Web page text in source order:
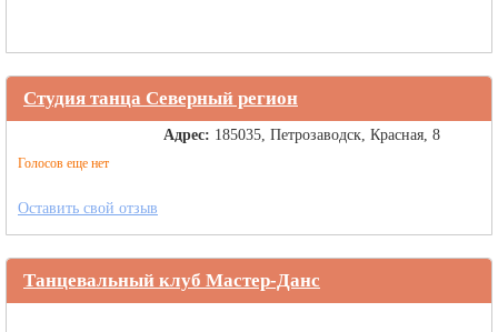
Студия танца Северный регион
Голосов еще нет
Адрес: 185035, Петрозаводск, Красная, 8
Оставить свой отзыв
Танцевальный клуб Мастер-Данс